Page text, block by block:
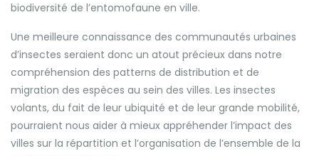
biodiversité de l’entomofaune en ville.
Une meilleure connaissance des communautés urbaines
d’insectes seraient donc un atout précieux dans notre
compréhension des patterns de distribution et de
migration des espèces au sein des villes. Les insectes
volants, du fait de leur ubiquité et de leur grande mobilité,
pourraient nous aider à mieux appréhender l’impact des
villes sur la répartition et l’organisation de l’ensemble de la